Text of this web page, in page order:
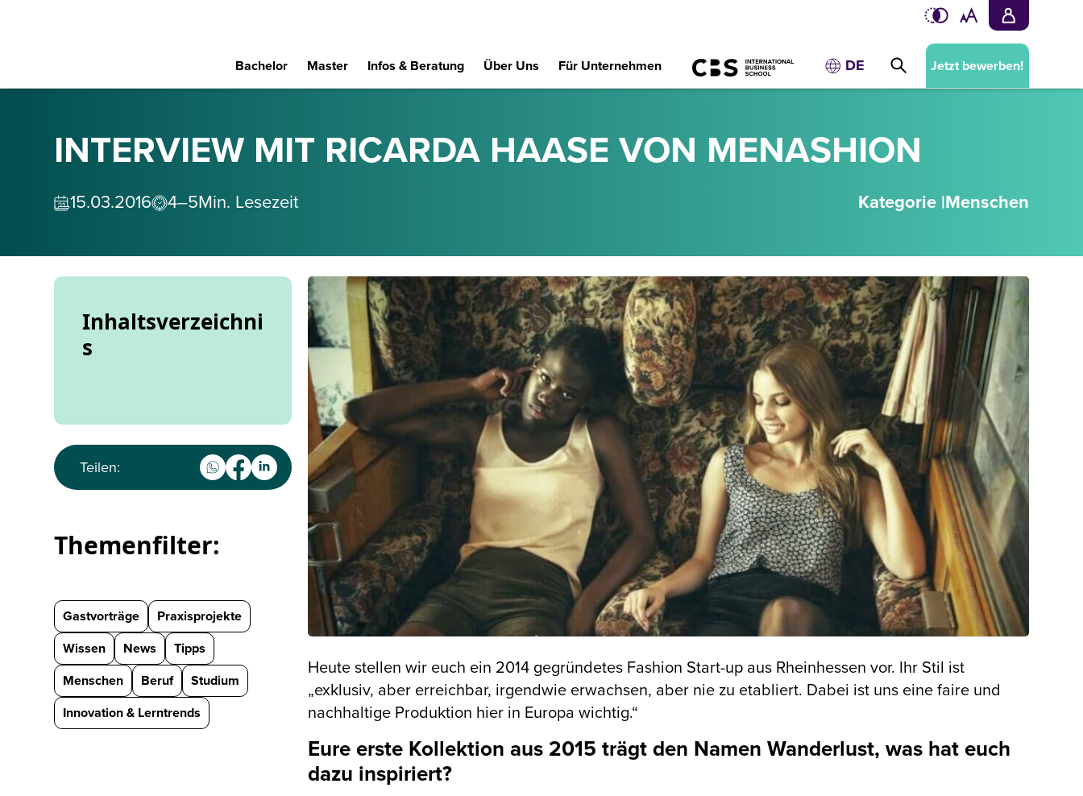
Bachelor Master Infos & Beratung Über Uns Für Unternehmen DE Jetzt bewerben!
INTERVIEW MIT RICARDA HAASE VON MENASHION
15.03.2016 4–5Min. Lesezeit Kategorie |Menschen
Inhaltsverzeichni
s
Teilen:
Themenfilter:
Gastvorträge
Praxisprojekte
Wissen
News
Tipps
Menschen
Beruf
Studium
Innovation & Lerntrends
Heute stellen wir euch ein 2014 gegründetes Fashion Start-up aus Rheinhessen vor. Ihr Stil ist
„exklusiv, aber erreichbar, irgendwie erwachsen, aber nie zu etabliert. Dabei ist uns eine faire und
nachhaltige Produktion hier in Europa wichtig.“
Eure erste Kollektion aus 2015 trägt den Namen Wanderlust, was hat euch
dazu inspiriert?